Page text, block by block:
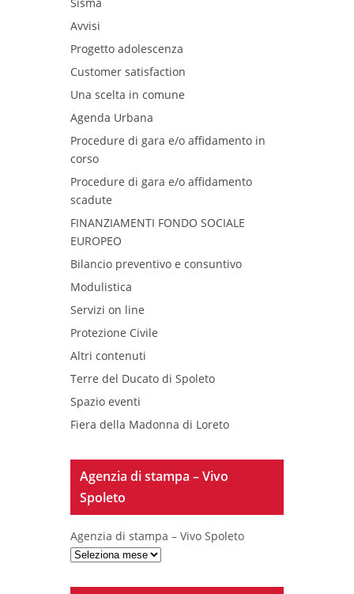
Avvisi
Progetto adolescenza
Customer satisfaction
Una scelta in comune
Agenda Urbana
Procedure di gara e/o affidamento in
corso
Procedure di gara e/o affidamento
scadute
FINANZIAMENTI FONDO SOCIALE
EUROPEO
Bilancio preventivo e consuntivo
Modulistica
Servizi on line
Protezione Civile
Altri contenuti
Terre del Ducato di Spoleto
Spazio eventi
Fiera della Madonna di Loreto
Agenzia di stampa – Vivo
Spoleto
Agenzia di stampa – Vivo Spoleto